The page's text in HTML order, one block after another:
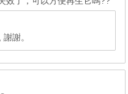
謝。